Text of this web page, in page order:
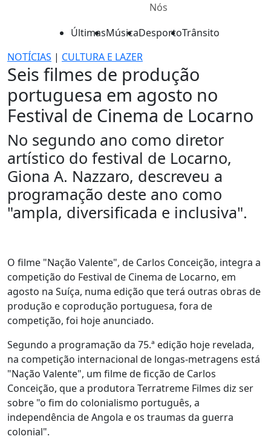
Nós
ÚltimasMúsicaDesportoTrânsito
NOTÍCIAS | CULTURA E LAZER
Seis filmes de produção
portuguesa em agosto no
Festival de Cinema de Locarno
No segundo ano como diretor
artístico do festival de Locarno,
Giona A. Nazzaro, descreveu a
programação deste ano como
"ampla, diversificada e inclusiva".
O filme "Nação Valente", de Carlos Conceição, integra a
competição do Festival de Cinema de Locarno, em
agosto na Suíça, numa edição que terá outras obras de
produção e coprodução portuguesa, fora de
competição, foi hoje anunciado.
Segundo a programação da 75.ª edição hoje revelada,
na competição internacional de longas-metragens está
"Nação Valente", um filme de ficção de Carlos
Conceição, que a produtora Terratreme Filmes diz ser
sobre "o fim do colonialismo português, a
independência de Angola e os traumas da guerra
colonial".